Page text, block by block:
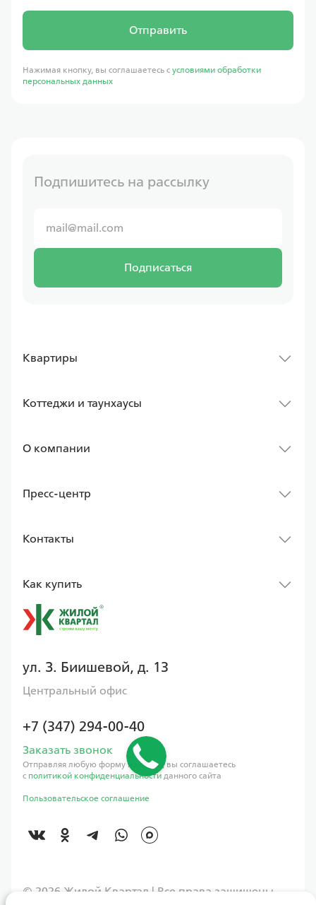
Нажимая кнопку, вы соглашаетесь с условиями обработки
персональных данных
Отправить
Подпишитесь на рассылку
Подписаться
Квартиры
Коттеджи и таунхаусы
О компании
Пресс-центр
Контакты
Как купить
ул. З. Биишевой, д. 13
Центральный офис
+7 (347) 294-00-40
Заказать звонок
Отправляя любую форму на сайте, вы соглашаетесь
с политикой конфиденциальности данного сайта
Пользовательское соглашение
©️ 2026 Жилой Квартал | Все права защищены